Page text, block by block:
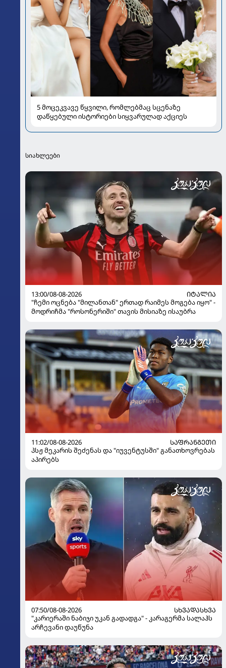
5 მოცეკვავე წყვილი, რომლებმაც სცენაზე
დაწყებული ისტორიები სიყვარულად აქციეს
სიახლეები
13:00/08-08-2026
ᲘᲢᲐᲚᲘᲐ
"ჩემი ოცნება "მილანთან" ერთად რაიმეს მოგება იყო" -
მოდრიჩმა "როსონერიში" თავის მისიაზე ისაუბრა
11:02/08-08-2026
ᲡᲐᲤᲠᲐᲜᲒᲔᲗᲘ
პსჟ მეკარის შეძენას და "იუვენტუსში" განათხოვრებას
აპირებს
07:50/08-08-2026
ᲡᲮᲕᲐᲓᲐᲡᲮᲕᲐ
"კარიერაში ნაბიჯი უკან გადადგა" - კარაგერმა სალაჰს
არჩევანი დაუწუნა